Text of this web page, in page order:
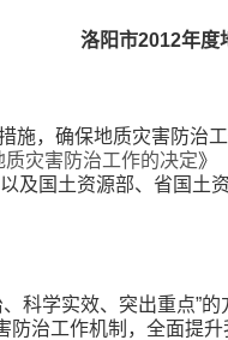
洛阳市2012年度
施，确保地质灾害防
质灾害防治工作的决定》
及国土资源部、省国土
科学实效、突出重点”
治工作机制，全面提